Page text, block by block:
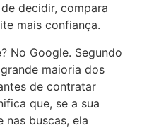
decidir, compara
mais confiança.
No Google. Segundo
maioria dos
de contratar
que, se a sua
nas buscas, ela